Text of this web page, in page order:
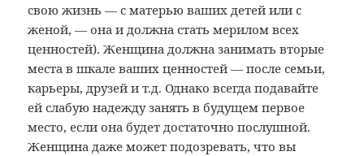
свою жизнь — с матерью ваших детей или с
женой, — она и должна стать мерилом всех
ценностей). Женщина должна занимать вторые
места в шкале ваших ценностей — после семьи,
карьеры, друзей и т.д. Однако всегда подавайте
ей слабую надежду занять в будущем первое
место, если она будет достаточно послушной.
Женщина даже может подозревать, что вы